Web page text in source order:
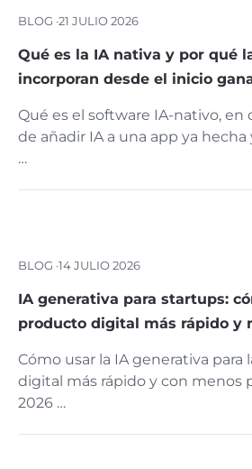
BLOG ·21 JULIO 2026
Qué es la IA nativa y por qué
incorporan desde el inicio
Qué es el software IA-nativo, en
de añadir IA a una app ya
…
BLOG ·14 JULIO 2026
IA generativa para startups:
producto digital más rápido y
Cómo usar la IA generativa para
digital más rápido y con menos
2026 …